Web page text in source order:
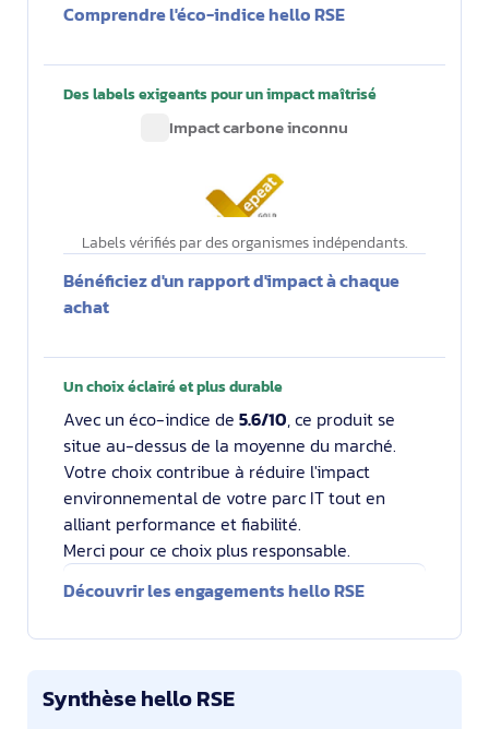
Comprendre l'éco-indice hello RSE
Des labels exigeants pour un impact maîtrisé
Impact carbone inconnu
Labels vérifiés par des organismes indépendants.
Bénéficiez d'un rapport d'impact à chaque
achat
Un choix éclairé et plus durable
Avec un éco-indice de 5.6/10, ce produit se
situe au-dessus de la moyenne du marché.
Votre choix contribue à réduire l'impact
environnemental de votre parc IT tout en
alliant performance et fiabilité.
Merci pour ce choix plus responsable.
Découvrir les engagements hello RSE
Synthèse hello RSE